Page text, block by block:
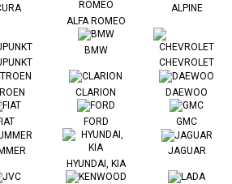
ALFA ROMEO
ALPINE
BMW
CHEVROLET
CLARION DAEWOO
FORD GMC
HYUNDAI, KIA
JAGUAR